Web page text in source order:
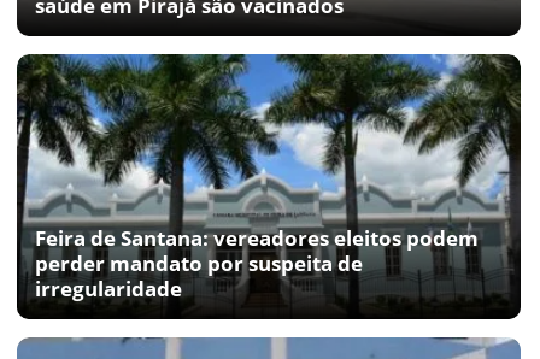
Feira de Santana: vereadores eleitos podem
perder mandato por suspeita de
irregularidade